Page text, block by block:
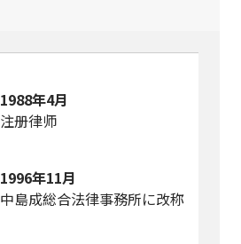
1988年4月
注册律师
1996年11月
中島成総合法律事務所に改称